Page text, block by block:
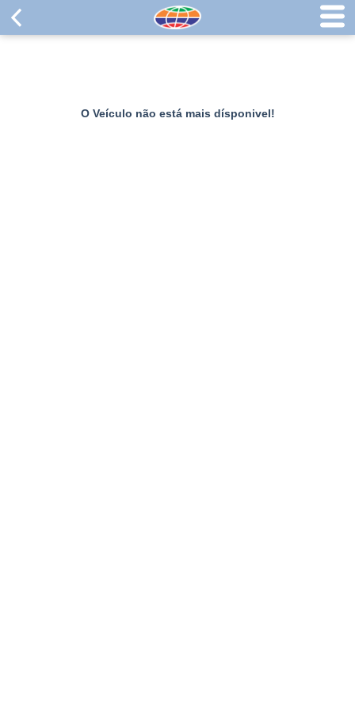
O Veículo não está mais dísponivel!